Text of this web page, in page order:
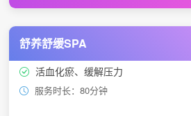
舒养舒缓SPA
活血化瘀、缓解压力
服务时长：80分钟